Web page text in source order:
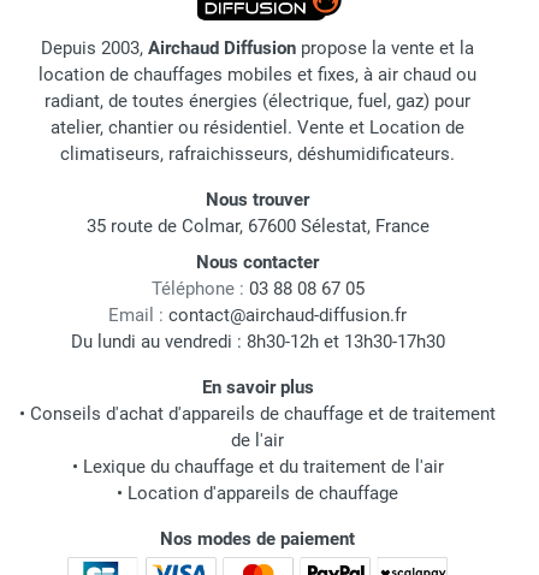
Depuis 2003, Airchaud Diffusion propose la vente et la
location de chauffages mobiles et fixes, à air chaud ou
radiant, de toutes énergies (électrique, fuel, gaz) pour
atelier, chantier ou résidentiel. Vente et Location de
climatiseurs, rafraichisseurs, déshumidificateurs.
Nous trouver
35 route de Colmar, 67600 Sélestat, France
Nous contacter
Téléphone : 03 88 08 67 05
Email : contact@airchaud-diffusion.fr
Du lundi au vendredi : 8h30-12h et 13h30-17h30
En savoir plus
• Conseils d'achat d'appareils de chauffage et de traitement
de l'air
• Lexique du chauffage et du traitement de l'air
• Location d'appareils de chauffage
Nos modes de paiement